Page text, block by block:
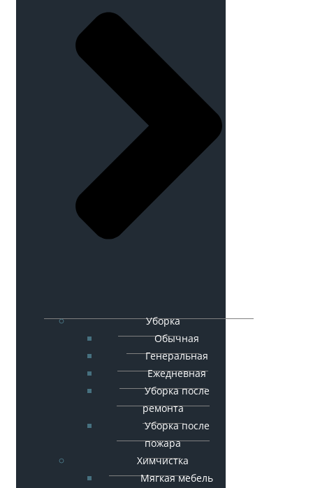
Уборка
Обычная
Генеральная
Ежедневная
Уборка после
ремонта
Уборка после
пожара
Химчистка
Мягкая мебель